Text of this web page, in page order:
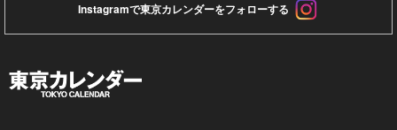
Instagramで東京カレンダーをフォローする